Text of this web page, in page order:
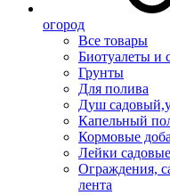
огород
Все товары
Биотуалеты и
Грунты
Для полива
Душ
Капельный
Кормовые
Лейки садовые
Ограждения,
лента